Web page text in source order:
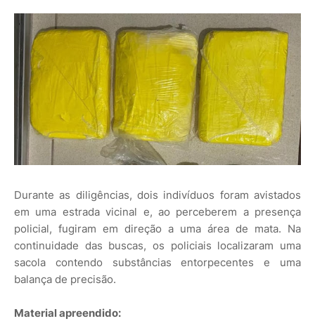
Durante as diligências, dois indivíduos foram avistados
em uma estrada vicinal e, ao perceberem a presença
policial, fugiram em direção a uma área de mata. Na
continuidade das buscas, os policiais localizaram uma
sacola contendo substâncias entorpecentes e uma
balança de precisão.
Material apreendido: